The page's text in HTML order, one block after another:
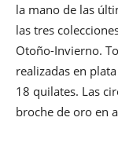
la mano de las
las tres
Otoño-Invierno.
realizadas en
18 quilates. Las
broche de oro en